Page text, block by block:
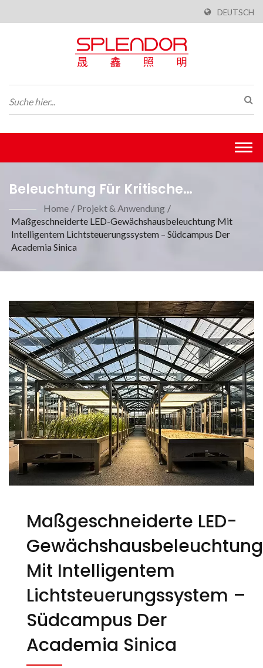
DEUTSCH
Beleuchtung Für Kritische
Umgebungen
Home / Projekt & Anwendung /
Maßgeschneiderte LED-Gewächshausbeleuchtung Mit
Intelligentem Lichtsteuerungssystem – Südcampus Der
Academia Sinica
Maßgeschneiderte LED-
Gewächshausbeleuchtung
Mit Intelligentem
Lichtsteuerungssystem –
Südcampus Der
Academia Sinica